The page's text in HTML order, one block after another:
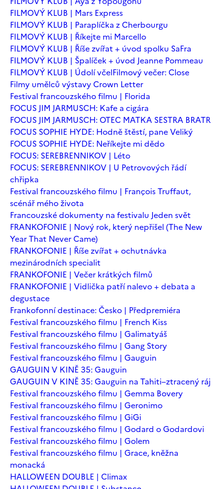
FILMOVÝ KLUB | Mars Express
FILMOVÝ KLUB | Paraplíčka z Cherbourgu
FILMOVÝ KLUB | Říkejte mi Marcello
FILMOVÝ KLUB | Říše zvířat + úvod spolku SaFra
FILMOVÝ KLUB | Špalíček + úvod Jeanne Pommeau
FILMOVÝ KLUB | Údolí včelFilmový večer: Close
Filmy umělců výstavy Crown Letter
Festival francouzského filmu | Florida
FOCUS JIM JARMUSCH: Kafe a cigára
FOCUS JIM JARMUSCH: OTEC MATKA SESTRA BRATR
FOCUS SOPHIE HYDE: Hodně štěstí, pane Veliký
FOCUS SOPHIE HYDE: Neříkejte mi dědo
FOCUS: SEREBRENNIKOV | Léto
FOCUS: SEREBRENNIKOV | U Petrovových řádí
chřipka
Festival francouzského filmu | François Truffaut,
scénář mého života
Francouzské dokumenty na festivalu Jeden svět
FRANKOFONIE | Nový rok, který nepřišel (The New
Year That Never Came)
FRANKOFONIE | Říše zvířat + ochutnávka
mezinárodních specialit
FRANKOFONIE | Večer krátkých filmů
FRANKOFONIE | Vidlička patří nalevo + debata a
degustace
Frankofonní destinace: Česko | Předpremiéra
Festival francouzského filmu | French Kiss
Festival francouzského filmu | Galimatyáš
Festival francouzského filmu | Gang Story
Festival francouzského filmu | Gauguin
GAUGUIN V KINĚ 35: Gauguin
GAUGUIN V KINĚ 35: Gauguin na Tahiti–ztracený ráj
Festival francouzského filmu | Gemma Bovery
Festival francouzského filmu | Geronimo
Festival francouzského filmu | GiGi
Festival francouzského filmu | Godard o Godardovi
Festival francouzského filmu | Golem
Festival francouzského filmu | Grace, kněžna
monacká
HALLOWEEN DOUBLE | Climax